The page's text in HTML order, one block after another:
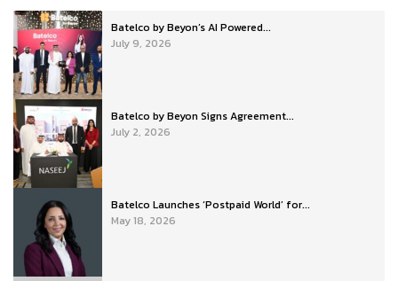
Batelco by Beyon’s AI Powered...
July 9, 2026
Batelco by Beyon Signs Agreement...
July 2, 2026
Batelco Launches ‘Postpaid World’ for...
May 18, 2026